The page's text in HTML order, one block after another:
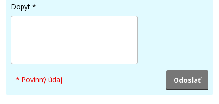
Dopyt *
* Povinný údaj